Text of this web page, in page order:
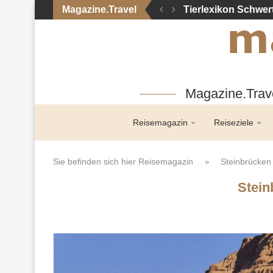
Magazine.Travel Tierlexikon
Reisemagazin Reiseziele
Sie befinden sich hier Reisemagazin »